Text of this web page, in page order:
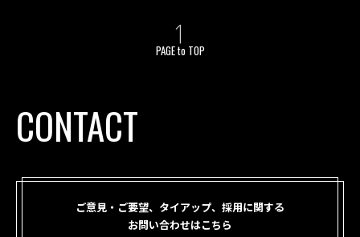
PAGE to TOP
CONTACT
ご意見・ご要望、タイアップ、採用に関する
お問い合わせはこちら